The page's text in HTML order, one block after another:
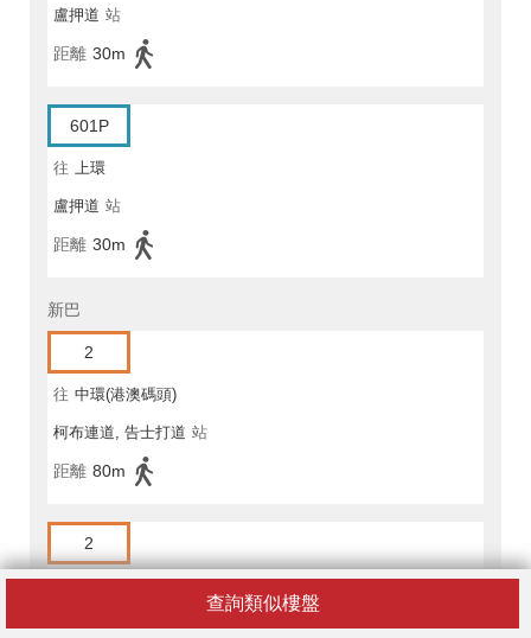
查詢類似樓盤
盧押道 站
距離 30m
601P
往 上環
盧押道 站
距離 30m
新巴
2
往 中環(港澳碼頭)
柯布連道, 告士打道 站
距離 80m
2